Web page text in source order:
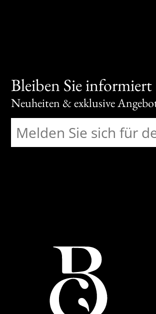
Bleiben Sie informiert
Neuheiten & exklusive